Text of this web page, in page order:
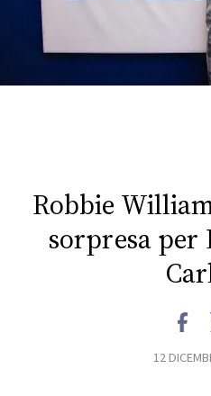
FOTO
CONCORSI
VIDEO
Robbie
sorpresa per
12